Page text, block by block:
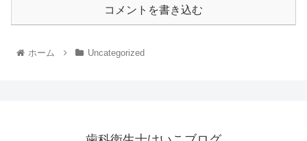
コメントを書き込む
ホーム Uncategorized